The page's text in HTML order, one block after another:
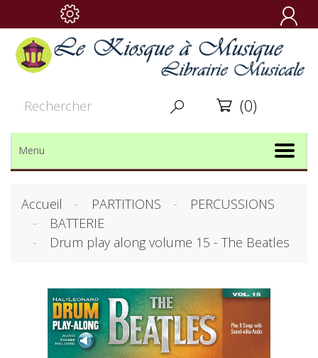

  (0)
Menu
Accueil PARTITIONS
PERCUSSIONS
BATTERIE
Drum play along volume 15 - The Beatles